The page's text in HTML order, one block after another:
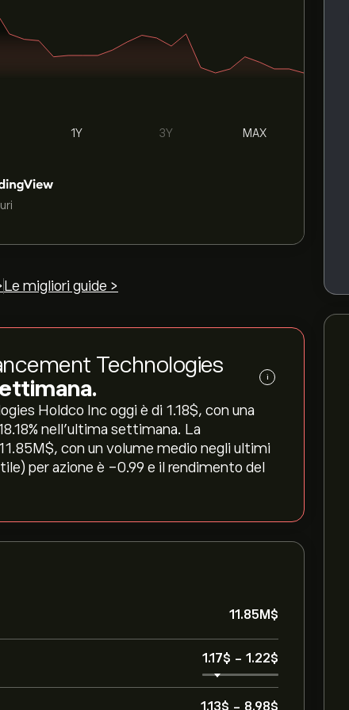
1Y 3Y MAX
Le migliori guide >
Technologies
i
Holdco Inc oggi è di 1.18‎$‎, con una
nell'ultima settimana. La
con un volume medio negli ultimi
per azione è -0.99 e il rendimento del
11.85M‎$‎
1.17‎$‎ - 1.22‎$‎
1.13‎$‎ - 8.98‎$‎